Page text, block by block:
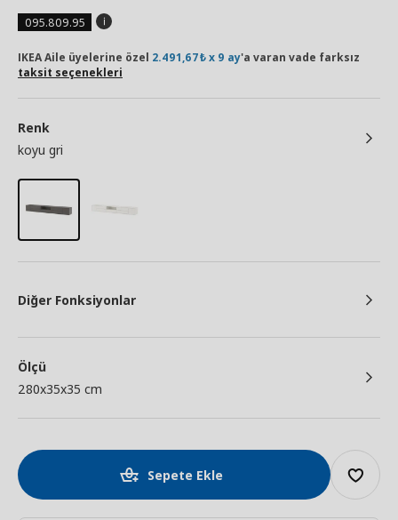
095.809.95
IKEA Aile üyelerine özel 2.491,67₺ x 9 ay'a varan vade farksız
taksit seçenekleri
Renk
koyu gri
Diğer Fonksiyonlar
Ölçü
280x35x35 cm
Sepete Ekle